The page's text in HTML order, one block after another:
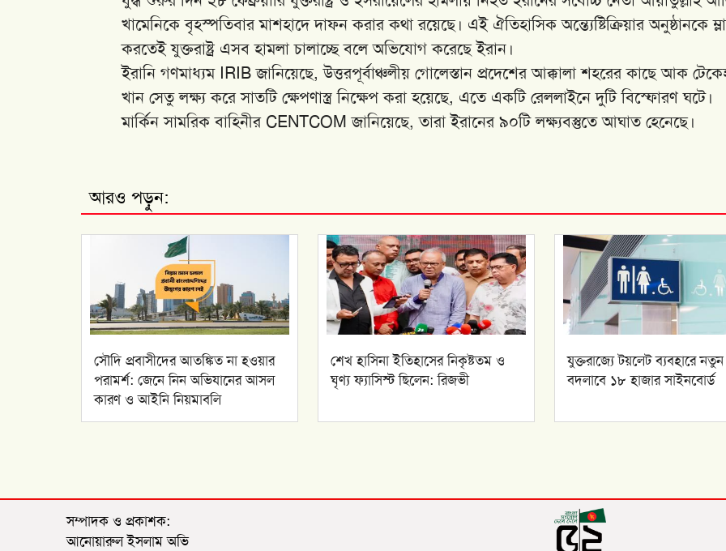
খামেনিকে বৃহস্পতিবার মাশহাদে দাফন করার কথা রয়েছে। এই ঐতিহাসিক অন্ত্যেষ্টিক্রিয়ার অনুষ্ঠানকে
করতেই যুক্তরাষ্ট্র এসব হামলা চালাচ্ছে বলে অভিযোগ করেছে ইরান।
ইরানি গণমাধ্যম IRIB জানিয়েছে, উত্তরপূর্বাঞ্চলীয় গোলেস্তান প্রদেশের আক্কালা শহরের কাছে আক
খান সেতু লক্ষ্য করে সাতটি ক্ষেপণাস্ত্র নিক্ষেপ করা হয়েছে, এতে একটি রেললাইনে দুটি বিস্ফোরণ ঘটে।
মার্কিন সামরিক বাহিনীর CENTCOM জানিয়েছে, তারা ইরানের ৯০টি লক্ষ্যবস্তুতে আঘাত হেনেছে।
আরও পড়ুন:
সৌদি প্রবাসীদের আতঙ্কিত না হওয়ার
পরামর্শ: জেনে নিন অভিযানের আসল
কারণ ও আইনি নিয়মাবলি
শেখ হাসিনা ইতিহাসের নিকৃষ্টতম ও
ঘৃণ্য ফ্যাসিস্ট ছিলেন: রিজভী
যুক্তরাজ্যে টয়লেট ব্যবহারে
বদলাবে ১৮ হাজার সাইনবোর্ড
সম্পাদক ও প্রকাশক:
আনোয়ারুল ইসলাম অভি